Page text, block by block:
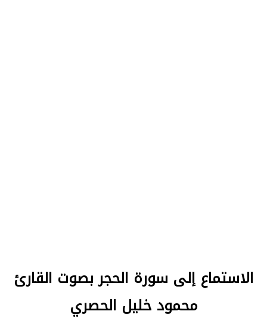
الاستماع إلى سورة الحجر بصوت القارئ
محمود خليل الحصري